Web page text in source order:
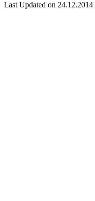
Last Updated on 24.12.2014